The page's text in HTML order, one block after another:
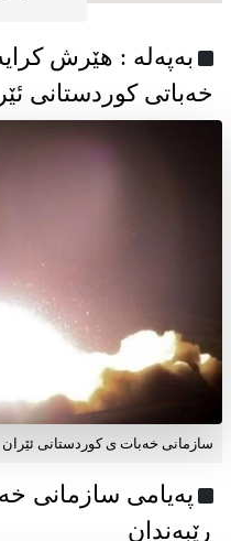
به‌په‌له‌ : هێرش
خەباتی کوردستانی
سازمانی خەبات ی کوردستانی ئێران
ڕێبەندان